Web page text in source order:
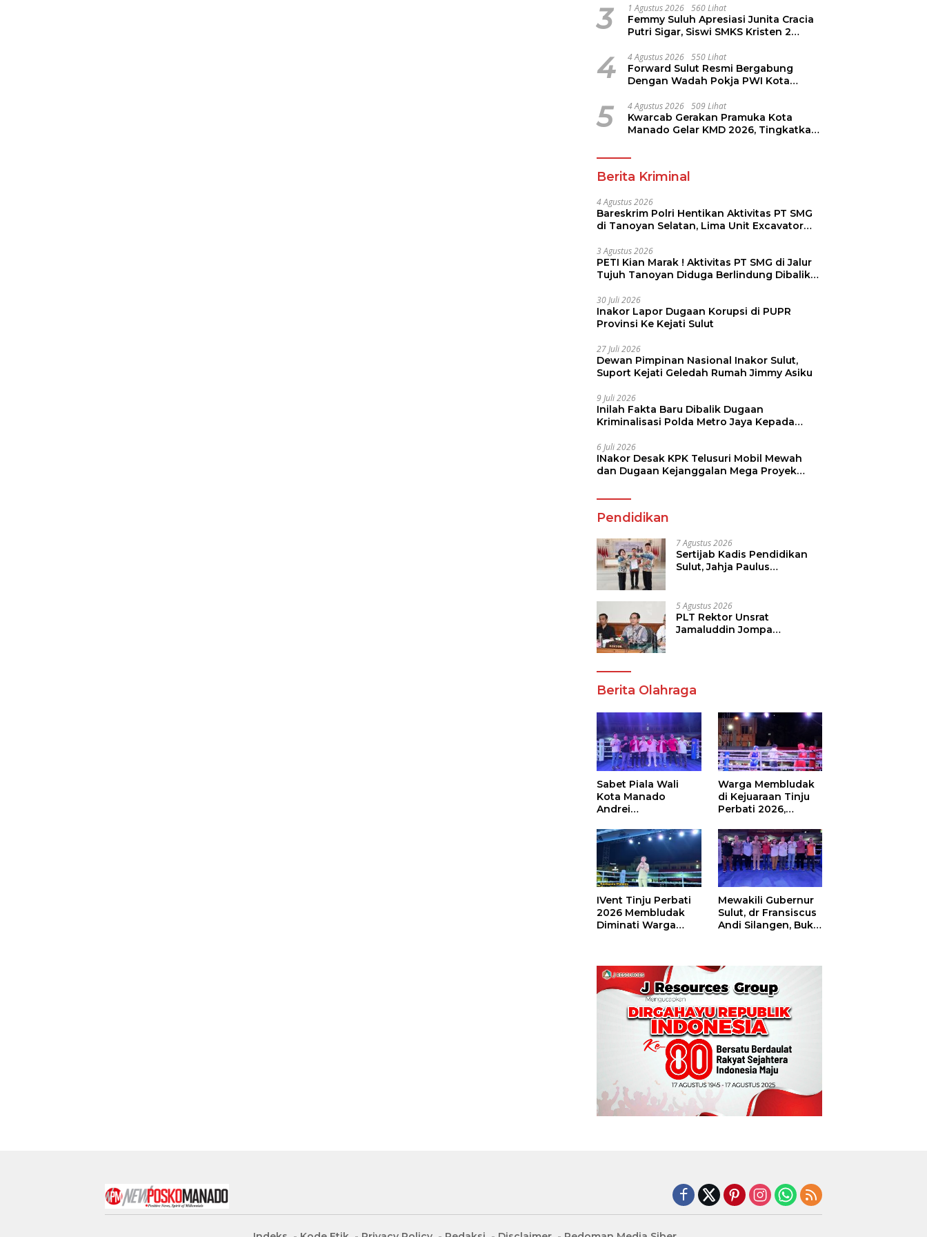
3 1 Agustus 2026 560 Lihat
Femmy Suluh Apresiasi Junita Cracia
Putri Sigar, Siswi SMKS Kristen 2
Dikmen Nasional 2026
4 4 Agustus 2026 550 Lihat
Forward Sulut Resmi Bergabung
Dengan Wadah Pokja PWI Kota
5 4 Agustus 2026 509 Lihat
Kwarcab Gerakan Pramuka Kota
Manado Gelar KMD 2026, Tingkatkan
Pramuka
Berita Kriminal
4 Agustus 2026
Bareskrim Polri Hentikan Aktivitas PT SMG
di Tanoyan Selatan, Lima Unit Excavator
3 Agustus 2026
PETI Kian Marak ! Aktivitas PT SMG di Jalur
Tujuh Tanoyan Diduga Berlindung Dibalik
30 Juli 2026
Inakor Lapor Dugaan Korupsi di PUPR
Provinsi Ke Kejati Sulut
27 Juli 2026
Dewan Pimpinan Nasional Inakor Sulut,
Suport Kejati Geledah Rumah Jimmy Asiku
9 Juli 2026
Inilah Fakta Baru Dibalik Dugaan
Kriminalisasi Polda Metro Jaya Kepada
6 Juli 2026
INakor Desak KPK Telusuri Mobil Mewah
dan Dugaan Kejanggalan Mega Proyek
Pendidikan
7 Agustus 2026
Sertijab Kadis Pendidikan
Sulut, Jahja Paulus
Pendidikan
5 Agustus 2026
PLT Rektor Unsrat
Jamaluddin Jompa
Berita Olahraga
Sabet Piala Wali
Kota Manado
Andrei
Boxing Camp Juara
Umum Tinju Perbati
2026
Warga Membludak
di Kejuaraan Tinju
Perbati 2026,
Piala Wali Kota
IVent Tinju Perbati
2026 Membludak
Diminati Warga
Mewakili Gubernur
Sulut, dr Fransiscus
Andi Silangen, Buka
Piala Wali Kota
Manado